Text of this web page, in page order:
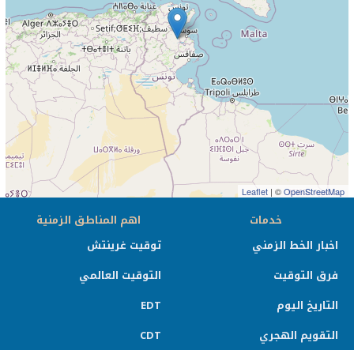
Leaflet | ©OpenStreetMap
خدمات
اخبار الخط الزمني
فرق التوقيت
التاريخ اليوم
التقويم الهجري
اهم المناطق الزمنية
توقيت غرينتش
التوقيت العالمي
EDT
CDT